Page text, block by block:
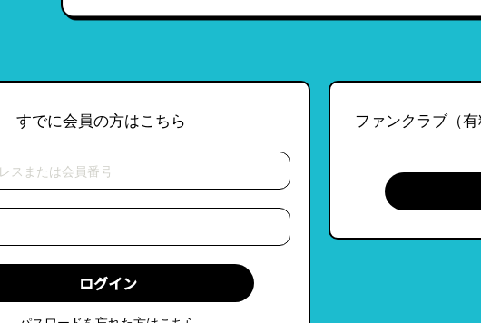
すでに会員の方はこちら
ファンクラブ（